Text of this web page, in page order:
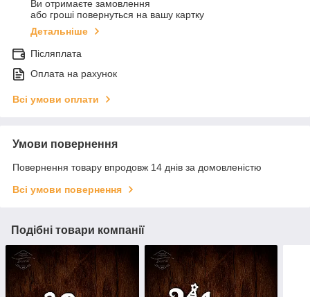
Ви отримаєте замовлення
або гроші повернуться на вашу картку
Детальніше
Післяплата
Оплата на рахунок
Всі умови оплати
Умови повернення
Повернення товару впродовж 14 днів за домовленістю
Всі умови повернення
Подібні товари компанії